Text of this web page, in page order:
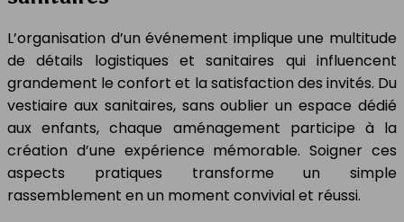
L’organisation d’un événement implique une multitude
de détails logistiques et sanitaires qui influencent
grandement le confort et la satisfaction des invités. Du
vestiaire aux sanitaires, sans oublier un espace dédié
aux enfants, chaque aménagement participe à la
création d’une expérience mémorable. Soigner ces
aspects pratiques transforme un simple
rassemblement en un moment convivial et réussi.